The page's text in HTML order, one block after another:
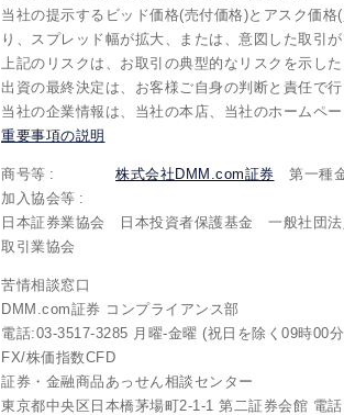
当社の提示するビッド価格(売付価格)とアスク価
り、スプレッド幅が拡大、または、意図した取引
上記のリスクは、お取引の典型的なリスクを示し
出資の最終決定は、お客様ご自身の判断と責任で行
当社の企業情報は、当社の本店、当社のホームペ
重要事項の説明
商号等 株式会社DMM.com証券 第一種
加入協会等
日本証券業協会 日本投資者保護基金 一般社団
取引業協会
苦情相談窓口
DMM.com証券 コンプライアンス部
電話:03-3517-3285 月曜-金曜 (祝日を除く09時00
FX/株価指数CFD
証券・金融商品あっせん相談センター
東京都中央区日本橋茅場町2-1-1 第二証券会館 電